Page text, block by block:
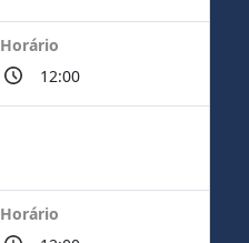
Horário
Horário